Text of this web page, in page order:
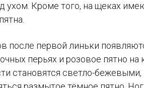
ухом. Кроме того, на щеках
после первой линьки
перьях и розовое пятно
становятся светло-